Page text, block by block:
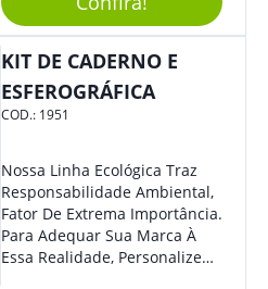
KIT DE CADERNO E
ESFEROGRÁFICA
COD.: 1951
Nossa Linha Ecológica Traz
Responsabilidade Ambiental,
Fator De Extrema Importância.
Para Adequar Sua Marca À
Essa Realidade, Personalize